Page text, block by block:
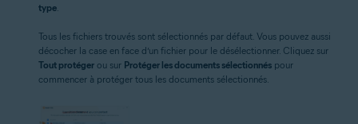
type
Tous les fichiers trouvés sont sélectionnés par défaut. Vous pouvez aussi
décocher la case en face d’un fichier pour le désélectionner. Cliquez sur
Tout protéger ou sur Protéger les documents sélectionnés pour
commencer à protéger tous les documents sélectionnés.